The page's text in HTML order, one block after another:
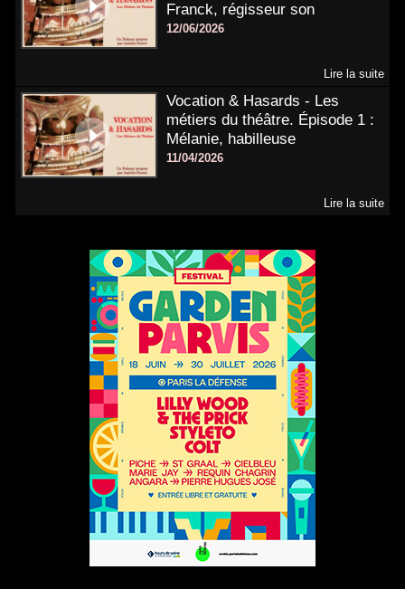
Franck, régisseur son
12/06/2026
Lire la suite
Vocation & Hasards - Les
métiers du théâtre. Épisode 1 :
Mélanie, habilleuse
11/04/2026
Lire la suite